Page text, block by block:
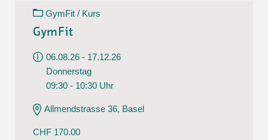
GymFit / Kurs
GymFit
06.08.26 - 17.12.26
Donnerstag
09:30 - 10:30 Uhr
Allmendstrasse 36, Basel
CHF 170.00